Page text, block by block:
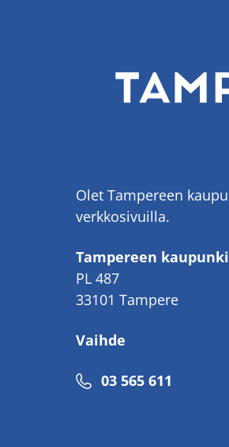
Olet Tampereen
verkkosivuilla.
Tampereen kaupunki
PL 487
33101 Tampere
Vaihde
Puhelinnumero
03 565 611